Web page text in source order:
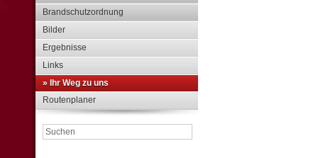
Brandschutzordnung
Bilder
Ergebnisse
Links
» Ihr Weg zu uns
Routenplaner